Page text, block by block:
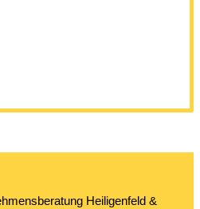
Heiligenfeld &